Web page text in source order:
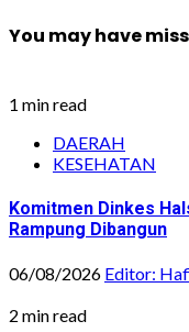
You may have
1 min read
DAERAH
KESEHATAN
Komitmen Dinkes
Rampung Dibangun
06/08/2026 Editor:
2 min read